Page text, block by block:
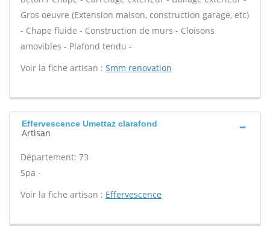
Gros oeuvre (Extension maison, construction garage, etc)
- Chape fluide - Construction de murs - Cloisons
amovibles - Plafond tendu -
Voir la fiche artisan : Smm renovation
Effervescence Umettaz clarafond
Artisan
Département: 73
Spa -
Voir la fiche artisan : Effervescence